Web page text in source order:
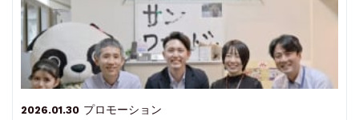
2026.01.30 プロモーション